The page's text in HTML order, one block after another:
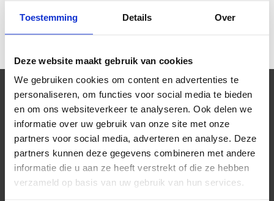
Toestemming Details Over
Deze website maakt gebruik van cookies
We gebruiken cookies om content en advertenties te
personaliseren, om functies voor social media te bieden
en om ons websiteverkeer te analyseren. Ook delen we
informatie over uw gebruik van onze site met onze
partners voor social media, adverteren en analyse. Deze
partners kunnen deze gegevens combineren met andere
informatie die u aan ze heeft verstrekt of die ze hebben
verzameld op basis van uw gebruik van hun services.
Dit verschilt. Bij het ontvangen van een kortingscode krijg je altijd
Klantenservice
Mijn account
Contactgegevens
Volg ons